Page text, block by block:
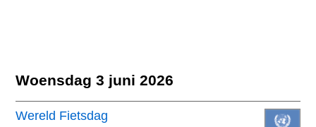
Woensdag 3 juni 2026
Wereld Fietsdag